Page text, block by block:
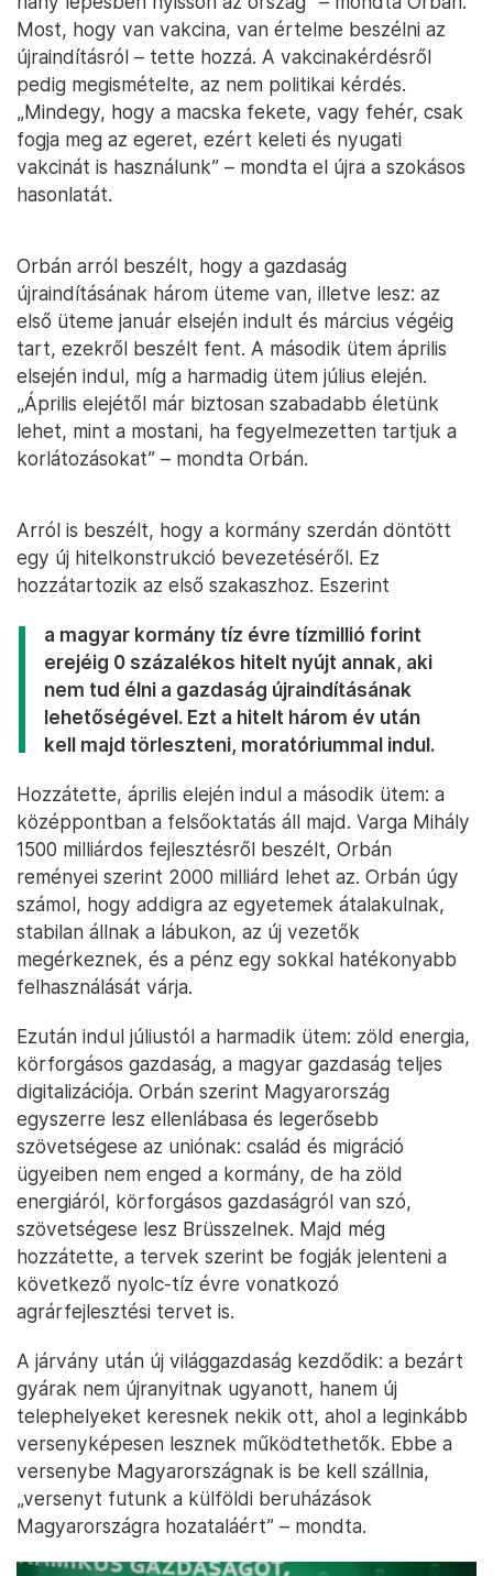
Most, hogy van vakcina, van értelme beszélni az
újraindításról – tette hozzá. A vakcinakérdésről
pedig megismételte, az nem politikai kérdés.
„Mindegy, hogy a macska fekete, vagy fehér, csak
fogja meg az egeret, ezért keleti és nyugati
vakcinát is használunk” – mondta el újra a szokásos
hasonlatát.
Orbán arról beszélt, hogy a gazdaság
újraindításának három üteme van, illetve lesz: az
első üteme január elsején indult és március végéig
tart, ezekről beszélt fent. A második ütem április
elsején indul, míg a harmadig ütem július elején.
„Április elejétől már biztosan szabadabb életünk
lehet, mint a mostani, ha fegyelmezetten tartjuk a
korlátozásokat” – mondta Orbán.
Arról is beszélt, hogy a kormány szerdán döntött
egy új hitelkonstrukció bevezetéséről. Ez
hozzátartozik az első szakaszhoz. Eszerint
a magyar kormány tíz évre tízmillió forint
erejéig 0 százalékos hitelt nyújt annak, aki
nem tud élni a gazdaság újraindításának
lehetőségével. Ezt a hitelt három év után
kell majd törleszteni, moratóriummal indul.
Hozzátette, április elején indul a második ütem: a
középpontban a felsőoktatás áll majd. Varga Mihály
1500 milliárdos fejlesztésről beszélt, Orbán
reményei szerint 2000 milliárd lehet az. Orbán úgy
számol, hogy addigra az egyetemek átalakulnak,
stabilan állnak a lábukon, az új vezetők
megérkeznek, és a pénz egy sokkal hatékonyabb
felhasználását várja.
Ezután indul júliustól a harmadik ütem: zöld energia,
körforgásos gazdaság, a magyar gazdaság teljes
digitalizációja. Orbán szerint Magyarország
egyszerre lesz ellenlábasa és legerősebb
szövetségese az uniónak: család és migráció
ügyeiben nem enged a kormány, de ha zöld
energiáról, körforgásos gazdaságról van szó,
szövetségese lesz Brüsszelnek. Majd még
hozzátette, a tervek szerint be fogják jelenteni a
következő nyolc-tíz évre vonatkozó
agrárfejlesztési tervet is.
A járvány után új világgazdaság kezdődik: a bezárt
gyárak nem újranyitnak ugyanott, hanem új
telephelyeket keresnek nekik ott, ahol a leginkább
versenyképesen lesznek működtethetők. Ebbe a
versenybe Magyarországnak is be kell szállnia,
„versenyt futunk a külföldi beruházások
Magyarországra hozataláért” – mondta.